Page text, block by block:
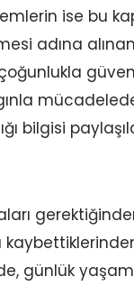
ise bu
adına
bilgisi
günlük